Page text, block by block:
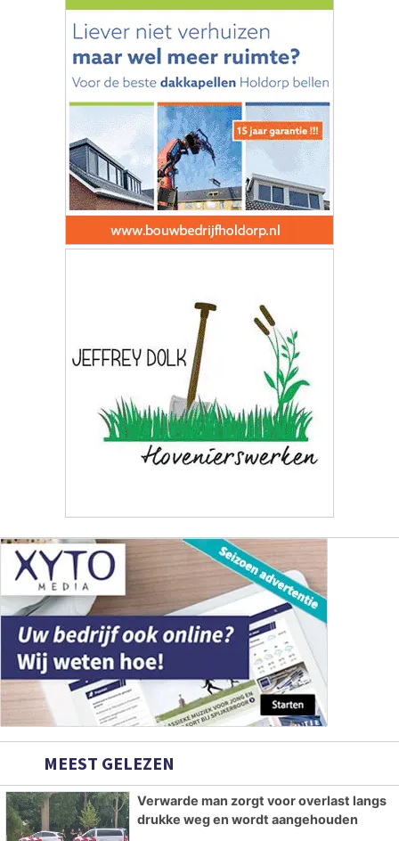
MEEST GELEZEN
Verwarde man zorgt voor overlast langs
drukke weg en wordt aangehouden